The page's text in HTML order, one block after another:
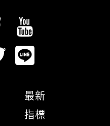
最新
指標